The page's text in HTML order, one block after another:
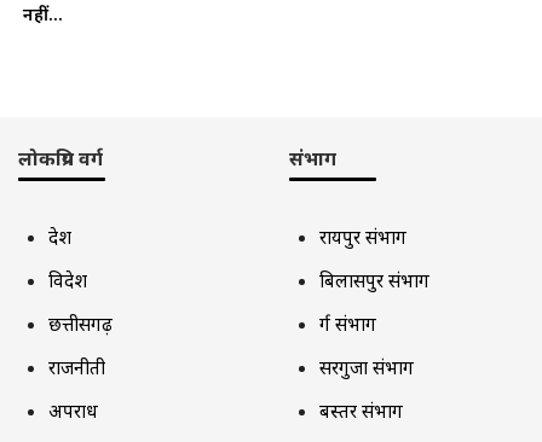
नहीं...
लोकप्रिय वर्ग
देश
विदेश
छत्तीसगढ़
राजनीती
अपराध
संभाग
रायपुर संभाग
बिलासपुर संभाग
दुर्ग संभाग
सरगुजा संभाग
बस्तर संभाग